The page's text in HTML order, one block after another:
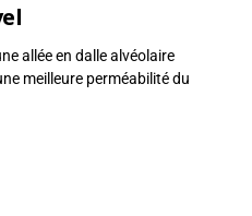
allée en dalle alvéolaire
meilleure perméabilité du